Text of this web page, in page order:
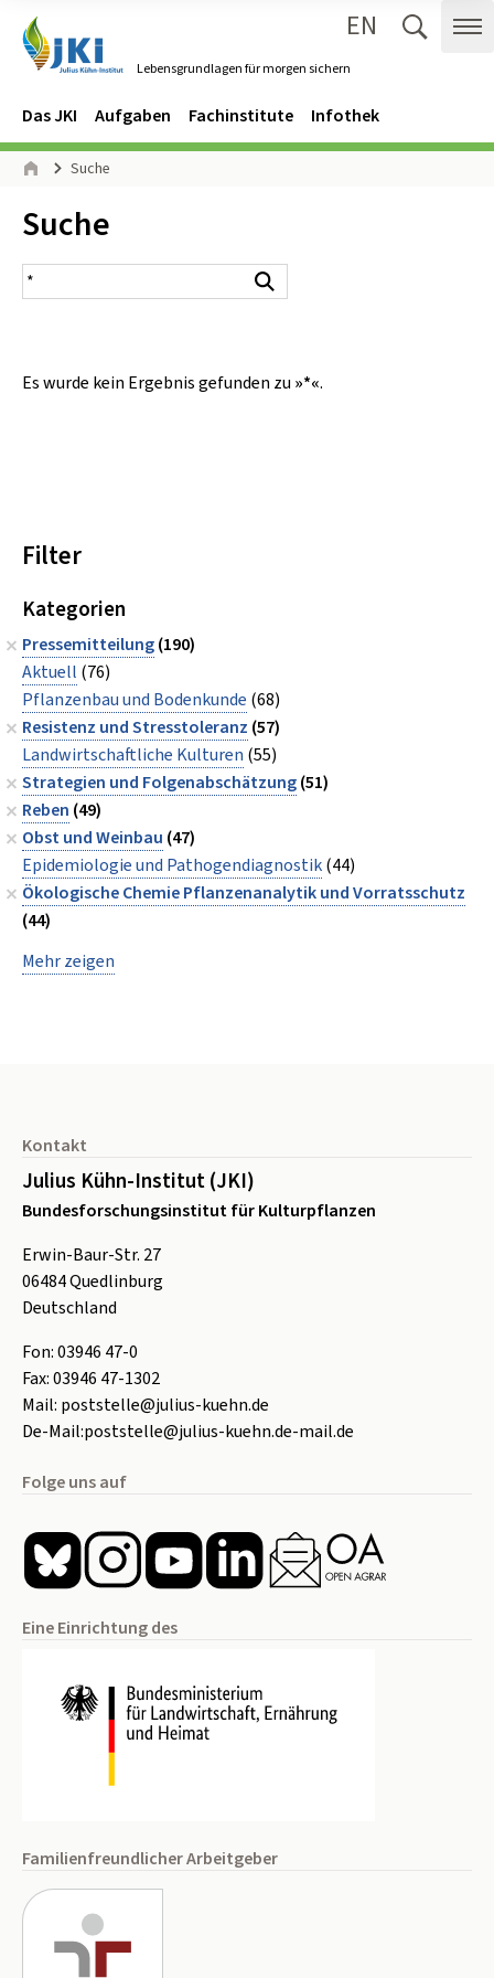
Lebensgrundlagen für morgen sichern
EN
Navigation
Hauptmenü
Das JKI Aufgaben Fachinstitute Infothek
Seitenpfad
Suche
Inhalt:
Suche
Suchergebnis
Es wurde kein Ergebnis gefunden zu »*«.
Filter
Kategorien
Pressemitteilung(190)
Aktuell (76)
Pflanzenbau und Bodenkunde (68)
Resistenz und Stresstoleranz (57)
Landwirtschaftliche Kulturen (55)
Strategien und Folgenabschätzung(51)
Reben (49)
Obst und Weinbau (47)
Epidemiologie und Pathogendiagnostik(44)
Ökologische Chemie Pflanzenanalytik und Vorratsschutz
(44)
Mehr zeigen
Kontakt
Julius Kühn-Institut (JKI)
Bundesforschungsinstitut für Kulturpflanzen
Erwin-Baur-Str. 27
06484Quedlinburg
Deutschland
Fon:03946 47-0
Fax:03946 47-1302
Mail: poststelle@julius-kuehn.de
De-Mail:poststelle@julius-kuehn.de-mail.de
Folge uns auf
Eine Einrichtung des
Familienfreundlicher Arbeitgeber